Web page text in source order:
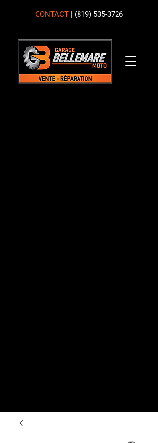
CONTACT | (819) 535-3726